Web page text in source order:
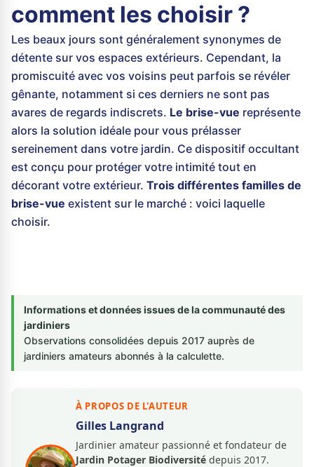
comment les choisir ?
Les beaux jours sont généralement synonymes de
détente sur vos espaces extérieurs. Cependant, la
promiscuité avec vos voisins peut parfois se révéler
gênante, notamment si ces derniers ne sont pas
avares de regards indiscrets. Le brise-vue représente
alors la solution idéale pour vous prélasser
sereinement dans votre jardin. Ce dispositif occultant
est conçu pour protéger votre intimité tout en
décorant votre extérieur. Trois différentes familles de
brise-vue existent sur le marché : voici laquelle
choisir.
Informations et données issues de la communauté des
jardiniers
Observations consolidées depuis 2017 auprès de
jardiniers amateurs abonnés à la calculette.
À PROPOS DE L'AUTEUR
Gilles Langrand
Jardinier amateur passionné et fondateur de
Jardin Potager Biodiversité depuis 2017.